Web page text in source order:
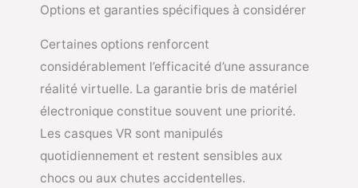
Options et garanties spécifiques à considérer
Certaines options renforcent
considérablement l’efficacité d’une assurance
réalité virtuelle. La garantie bris de matériel
électronique constitue souvent une priorité.
Les casques VR sont manipulés
quotidiennement et restent sensibles aux
chocs ou aux chutes accidentelles.